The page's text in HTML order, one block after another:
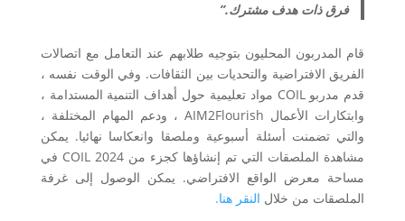
فرق ذات هدف مشترك.”
قام المدربون المحليون بتوجيه طلابهم عند التعامل مع اتصالات
الفريق الافتراضية والتحديات بين الثقافات. وفي الوقت نفسه ،
قدم مدربو COIL مواد تعليمية حول أهداف التنمية المستدامة ،
وابتكارات الأعمال AIM2Flourish ، ودعم المهام المختلفة ،
والتي تضمنت أسئلة أسبوعية وملصقا وانعكاسا نهائيا. يمكن
مشاهدة الملصقات التي تم إنشاؤها كجزء من COIL 2024 في
مساحة معرض الواقع الافتراضي. يمكن الوصول إلى غرفة
الملصقات من خلال النقر هنا.